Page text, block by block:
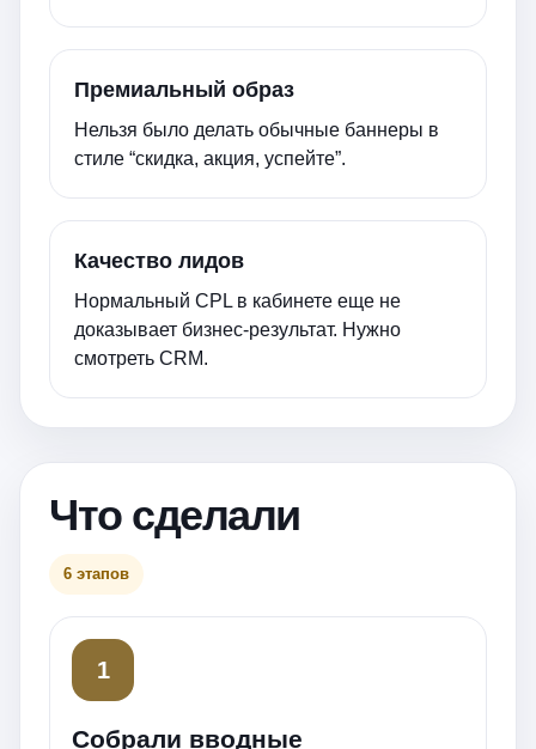
Премиальный образ
Нельзя было делать обычные баннеры в
стиле “скидка, акция, успейте”.
Качество лидов
Нормальный CPL в кабинете еще не
доказывает бизнес-результат. Нужно
смотреть CRM.
Что сделали
6 этапов
1
Собрали вводные